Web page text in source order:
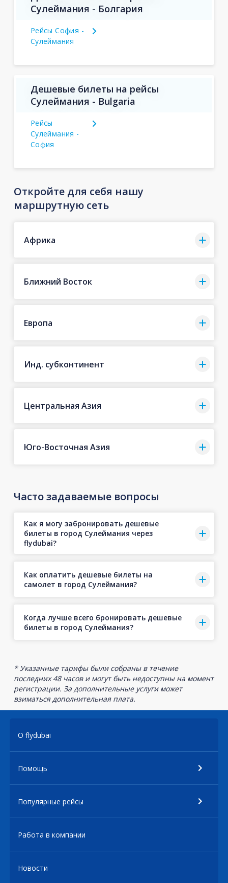
Сулеймания - Болгария
Рейсы София -
Сулеймания
Дешевые билеты на рейсы
Сулеймания - Bulgaria
Рейсы
Сулеймания -
София
Откройте для себя нашу
маршрутную сеть
Африка
Ближний Восток
Европа
Инд. субконтинент
Центральная Азия
Юго-Восточная Азия
Часто задаваемые вопросы
Как я могу забронировать дешевые
билеты в город Сулеймания через
flydubai?
Как оплатить дешевые билеты на
самолет в город Сулеймания?
Когда лучше всего бронировать дешевые
билеты в город Сулеймания?
* Указанные тарифы были собраны в течение
последних 48 часов и могут быть недоступны на момент
регистрации. За дополнительные услуги может
взиматься дополнительная плата.
О flydubai
Помощь
Популярные рейсы
Работа в компании
Новости